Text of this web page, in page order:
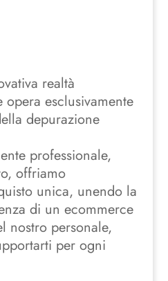
realtà
esclusivamente
depurazione
professionale,
offriamo
unica, unendo la
di un ecommerce
nostro personale,
per ogni